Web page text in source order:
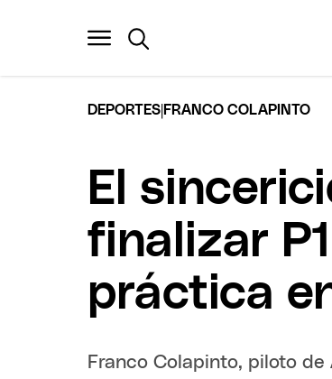
DEPORTES FRANCO COLAPINTO
El
finalizar
práctica
Franco Colapinto, piloto